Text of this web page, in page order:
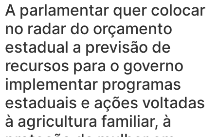
A parlamentar quer colocar
no radar do orçamento
estadual a previsão de
recursos para o governo
implementar programas
estaduais e ações voltadas
à agricultura familiar, à